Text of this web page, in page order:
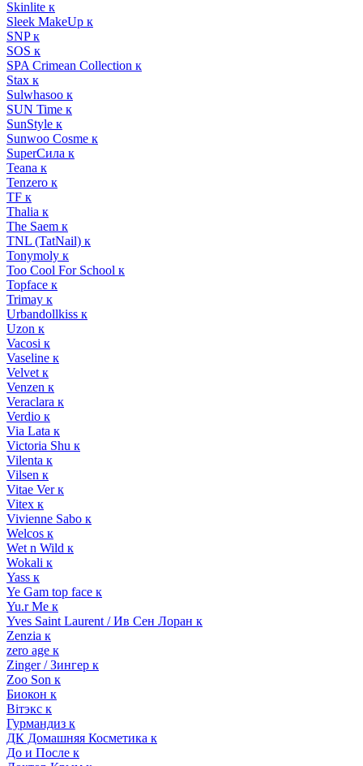
Skinlite к
Sleek MakeUp к
SNP к
SOS к
SPA Crimean Collection к
Stax к
Sulwhasoo к
SUN Time к
SunStyle к
Sunwoo Cosme к
SuperСила к
Teana к
Tenzero к
TF к
Thalia к
The Saem к
TNL (TatNail) к
Tonymoly к
Too Cool For School к
Topface к
Trimay к
Urbandollkiss к
Uzon к
Vacosi к
Vaseline к
Velvet к
Venzen к
Veraclara к
Verdio к
Via Lata к
Victoria Shu к
Vilenta к
Vilsen к
Vitae Ver к
Vitex к
Vivienne Sabo к
Welcos к
Wet n Wild к
Wokali к
Yass к
Ye Gam top face к
Yu.r Me к
Yves Saint Laurent / Ив Сен Лоран к
Zenzia к
zero age к
Zinger / Зингер к
Zoo Son к
Биокон к
Вiтэкс к
Гурмандиз к
ДК Домашняя Косметика к
До и После к